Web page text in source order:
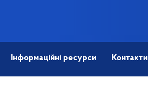
Інформаційні ресурси Контакти